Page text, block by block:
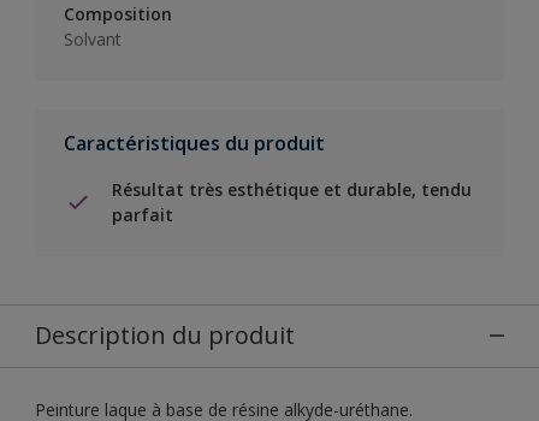
Composition
Solvant
Caractéristiques du produit
Résultat très esthétique et durable, tendu
parfait
Description du produit
Peinture laque à base de résine alkyde-uréthane.